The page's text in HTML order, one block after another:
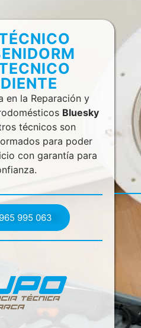
en la Reparación y
Bluesky
técnicos son
para poder
con garantía para
995 063